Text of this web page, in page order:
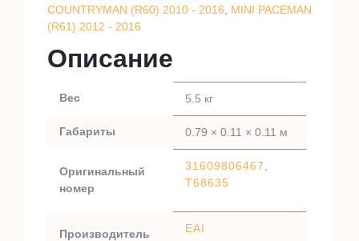
COUNTRYMAN (R60) 2010 - 2016
MINI PACEMAN
(R61) 2012 - 2016
Описание
Вес 5.5 кг
Габариты 0.79 × 0.11 × 0.11 м
Оригинальный
номер
31609806467
T68635
Производитель EAI